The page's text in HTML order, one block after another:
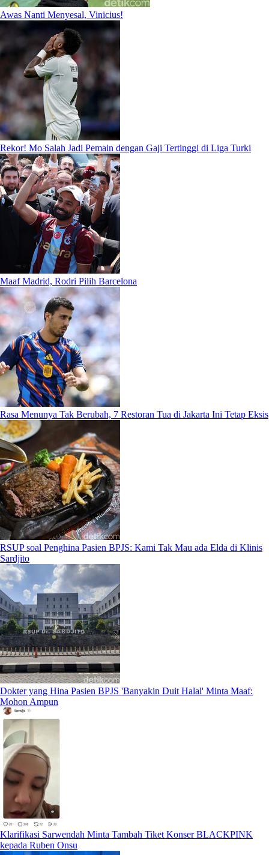
Awas Nanti Menyesal, Vinicius!
Rekor! Mo Salah Jadi Pemain dengan Gaji Tertinggi di Liga Turki
Maaf Madrid, Rodri Pilih Barcelona
Rasa Menunya Tak Berubah, 7 Restoran Tua di Jakarta Ini Tetap Eksis
RSUP soal Penghina Pasien BPJS: Kami Tak Mau ada Elda di Klinis
Sardjito
Dokter yang Hina Pasien BPJS 'Banyakin Duit Halal' Minta Maaf:
Mohon Ampun
Klarifikasi Sarwendah Minta Tambah Tiket Konser BLACKPINK
kepada Ruben Onsu